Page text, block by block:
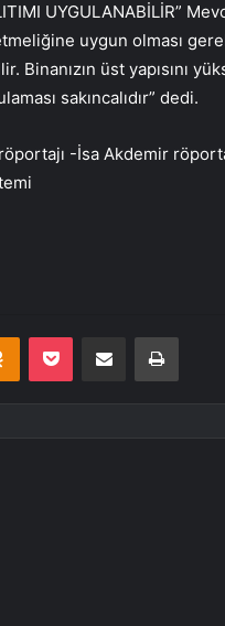
UYGULANABİLİR”
uygun olması
Binanızın üst yapısını
sakıncalıdır” dedi.
-İsa Akdemir
Odnoklassniki
Pocket E-Posta ile paylaş Yazdır